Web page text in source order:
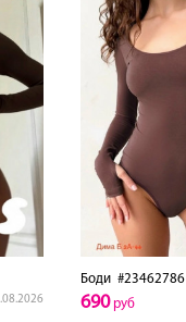
Боди#23462786
690руб